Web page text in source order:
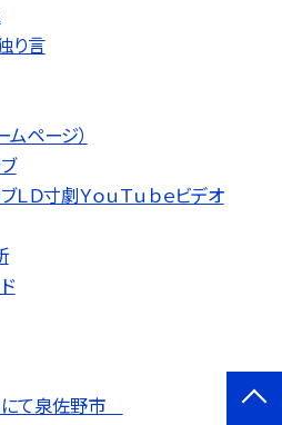
り言
ページ）
Ｄ寸劇ＹｏｕＴｕｂｅビデオ
て泉佐野市